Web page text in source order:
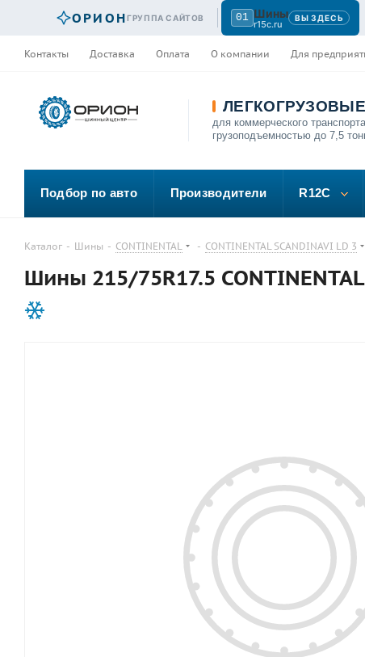
ОРИОНГРУППА САЙТОВ 01 Шины
r15c.ru
ВЫ ЗДЕСЬ
Контакты Доставка Оплата О компании Для
для коммерческого транспорта
грузоподъемностью до 7,5
Подбор по авто Производители R12C
Каталог - Шины - CONTINENTAL - CONTINENTAL SCANDINAVI LD 3
Шины 215/75R17.5